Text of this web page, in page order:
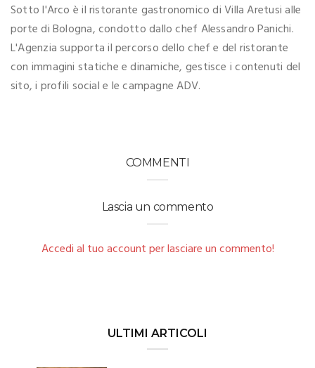
Sotto l'Arco è il ristorante gastronomico di Villa Aretusi alle
porte di Bologna, condotto dallo chef Alessandro Panichi.
L'Agenzia supporta il percorso dello chef e del ristorante
con immagini statiche e dinamiche, gestisce i contenuti del
sito, i profili social e le campagne ADV.
COMMENTI
Lascia un commento
Accedi al tuo account per lasciare un commento!
ULTIMI ARTICOLI